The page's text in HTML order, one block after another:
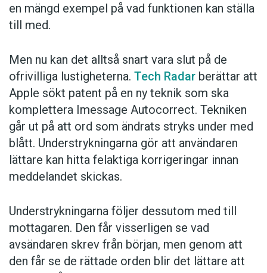
en mängd exempel på vad funktionen kan ställa
till med.
Men nu kan det alltså snart vara slut på de
ofrivilliga lustigheterna. Tech Radar berättar att
Apple sökt patent på en ny teknik som ska
komplettera Imessage Autocorrect. Tekniken
går ut på att ord som ändrats stryks under med
blått. Understrykningarna gör att användaren
lättare kan hitta felaktiga korrigeringar innan
meddelandet skickas.
Understrykningarna följer dessutom med till
mottagaren. Den får visserligen se vad
avsändaren skrev från början, men genom att
den får se de rättade orden blir det lättare att